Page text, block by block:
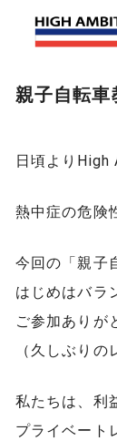
親子自転
日頃よりHigh
熱中症の危険
今回の「親子
はじめはバラ
ご参加ありが
（久しぶり
私たちは、利
プライベート